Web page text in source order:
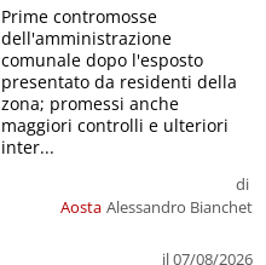
Aosta
di
Alessandro Bianchet
il 07/08/2026
Prime contromosse
dell'amministrazione
comunale dopo l'esposto
presentato da residenti della
zona; promessi anche
maggiori controlli e ulteriori
inter...